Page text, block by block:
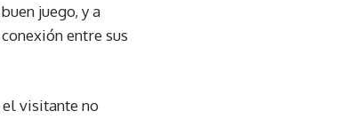
juego, y a
entre sus
visitante no